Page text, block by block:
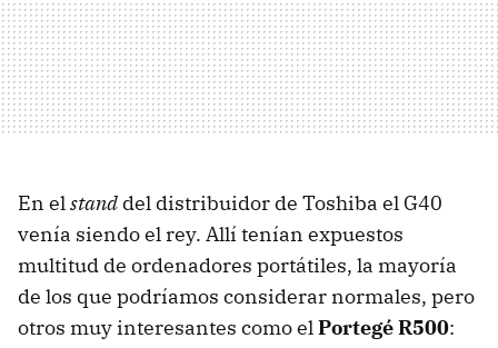
En elstand del distribuidor de Toshiba el G40
venía siendo el rey. Allí tenían expuestos
multitud de ordenadores portátiles, la mayoría
de los que podríamos considerar normales, pero
otros muy interesantes como elPortegé R500: